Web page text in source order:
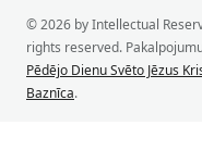
© 2026 by Intellectual
rights reserved.
Pēdējo Dienu Svēto Jēzus
Baznīca.